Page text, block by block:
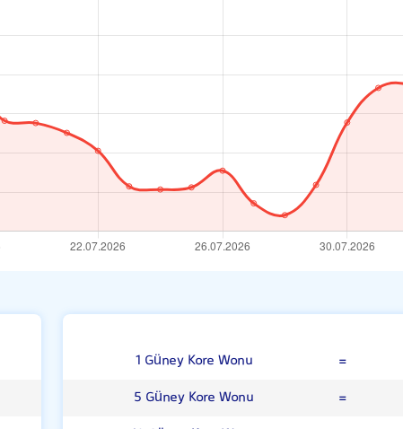
1 Güney Kore Wonu =
5 Güney Kore Wonu
=